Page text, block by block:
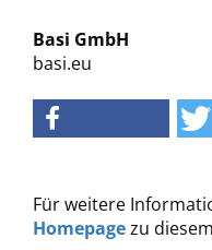
Basi GmbH
basi.eu
Für weitere
Homepagezu